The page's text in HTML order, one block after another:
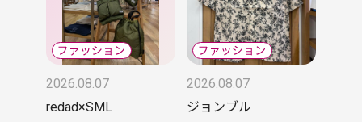
2026.08.07
redad×SML
2026.08.07
ジョンブル